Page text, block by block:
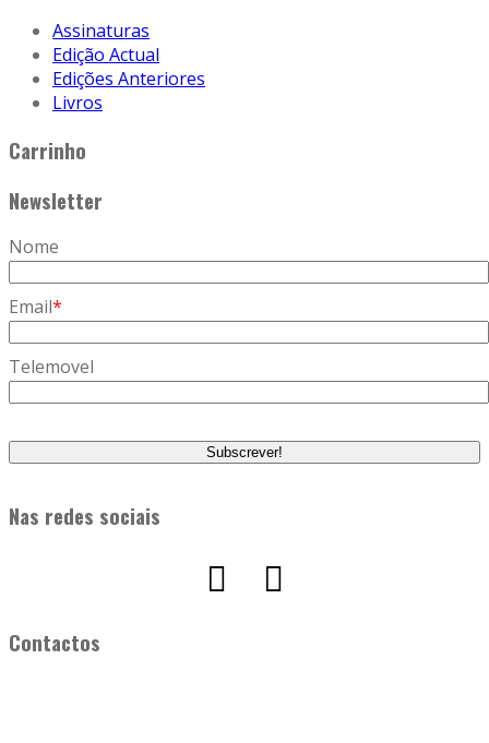
Assinaturas
Edição Actual
Edições Anteriores
Livros
Carrinho
Newsletter
Nome
Email*
Telemovel
Nas redes sociais
Contactos